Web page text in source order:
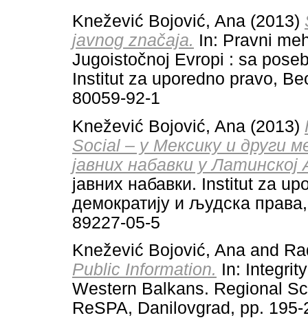
Knežević Bojović, Ana (2013)
javnog značaja. In: Pravni
Jugoistočnoj Evropi : sa
Institut za uporedno pravo,
80059-92-1
Knežević Bojović, Ana (2013)
Social – у Мексику и други
јавних набавки у
јавних набавки. Institut za
демократију и људска
89227-05-5
Knežević Bojović, Ana and
Public Information. In:
Western Balkans. Regional
ReSPA, Danilovgrad, pp.